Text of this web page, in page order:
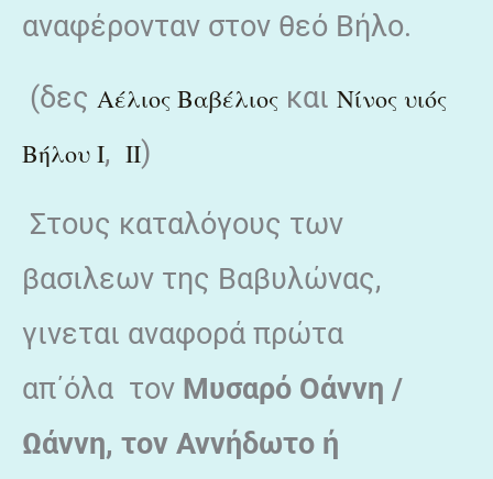
αναφέρονταν στον θεό Βήλο.
(δες Αέλιος Βαβέλιος και Νίνος υιός
Βήλου Ι, ΙΙ)
Στους καταλόγους των
βασιλεων της Βαβυλώνας,
γινεται αναφορά πρώτα
απ΄όλα τον Μυσαρό Οάννη /
Ωάννη, τον Αννήδωτο ή